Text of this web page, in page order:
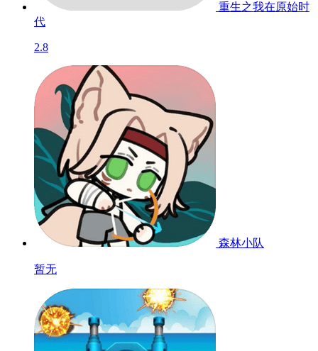
重生之我在原始时
代
2.8
森林小队
暂无